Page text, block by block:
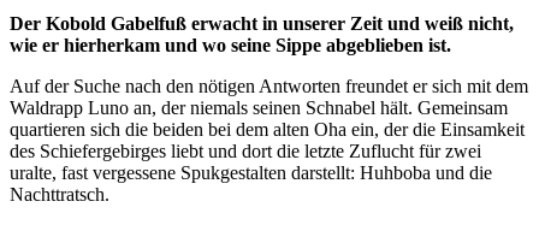
Der Kobold Gabelfuß erwacht in unserer Zeit und weiß nicht,
wie er hierherkam und wo seine Sippe abgeblieben ist.
Auf der Suche nach den nötigen Antworten freundet er sich mit dem
Waldrapp Luno an, der niemals seinen Schnabel hält. Gemeinsam
quartieren sich die beiden bei dem alten Oha ein, der die Einsamkeit
des Schiefergebirges liebt und dort die letzte Zuflucht für zwei
uralte, fast vergessene Spukgestalten darstellt: Huhboba und die
Nachttratsch.